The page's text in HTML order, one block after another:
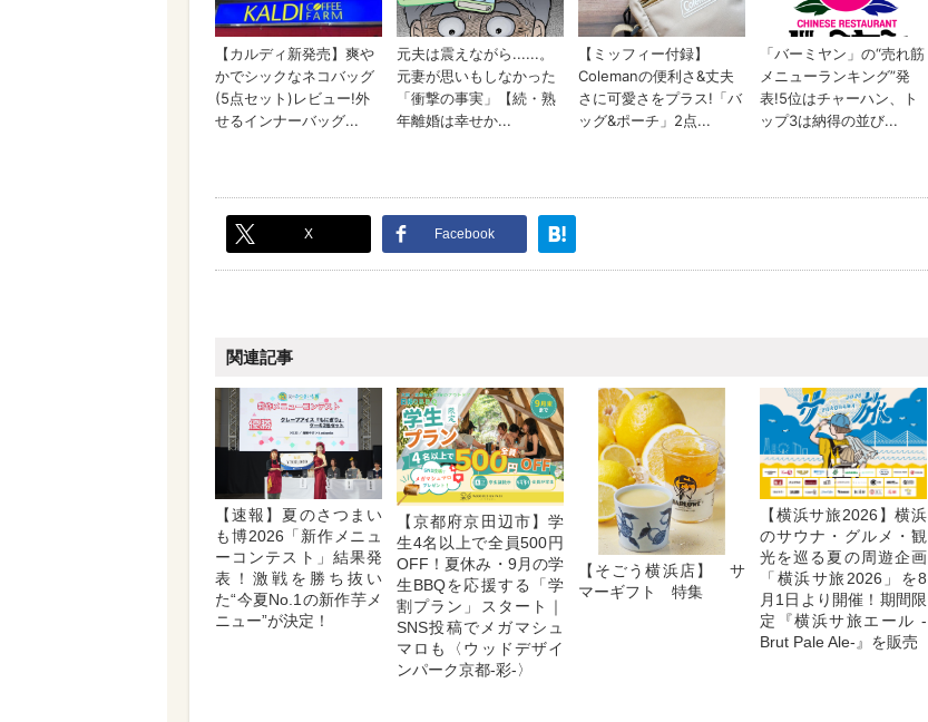
X Facebook
関連記事
【速報】夏のさつまい
も博2026「新作メニュ
ーコンテスト」結果発
表！激戦を勝ち抜い
た“今夏No.1の新作芋メ
ニュー”が決定！
【京都府京田辺市】学
生4名以上で全員500円
OFF！夏休み・9月の学
生BBQを応援する「学
割プラン」スタート｜
SNS投稿でメガマシュ
マロも〈ウッドデザイ
ンパーク京都-彩-〉
【そごう横浜店】 サ
マーギフト 特集
【横浜サ旅2026】横浜
のサウナ・グルメ・観
光を巡る夏の周遊企画
「横浜サ旅2026」を8
月1日より開催！期間限
定『横浜サ旅エール -
Brut Pale Ale-』を販売